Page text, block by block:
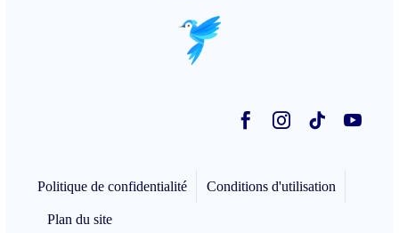
Politique de confidentialité Conditions d'utilisation
Plan du site